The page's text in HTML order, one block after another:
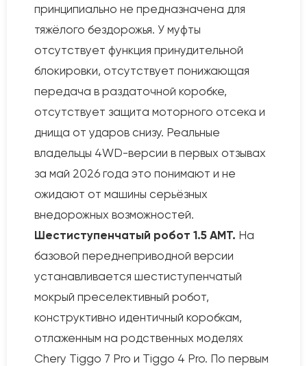
принципиально не предназначена для
тяжёлого бездорожья. У муфты
отсутствует функция принудительной
блокировки, отсутствует понижающая
передача в раздаточной коробке,
отсутствует защита моторного отсека и
днища от ударов снизу. Реальные
владельцы 4WD-версии в первых отзывах
за май 2026 года это понимают и не
ожидают от машины серьёзных
внедорожных возможностей.
Шестиступенчатый робот 1.5 AMT. На
базовой переднеприводной версии
устанавливается шестиступенчатый
мокрый преселективный робот,
конструктивно идентичный коробкам,
отлаженным на родственных моделях
Chery Tiggo 7 Pro и Tiggo 4 Pro. По первым